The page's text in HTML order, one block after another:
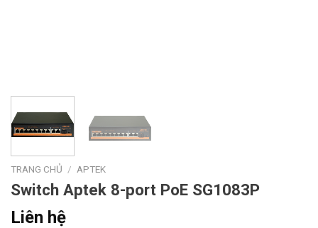
TRANG CHỦ / APTEK
Switch Aptek 8-port PoE SG1083P
Liên hệ